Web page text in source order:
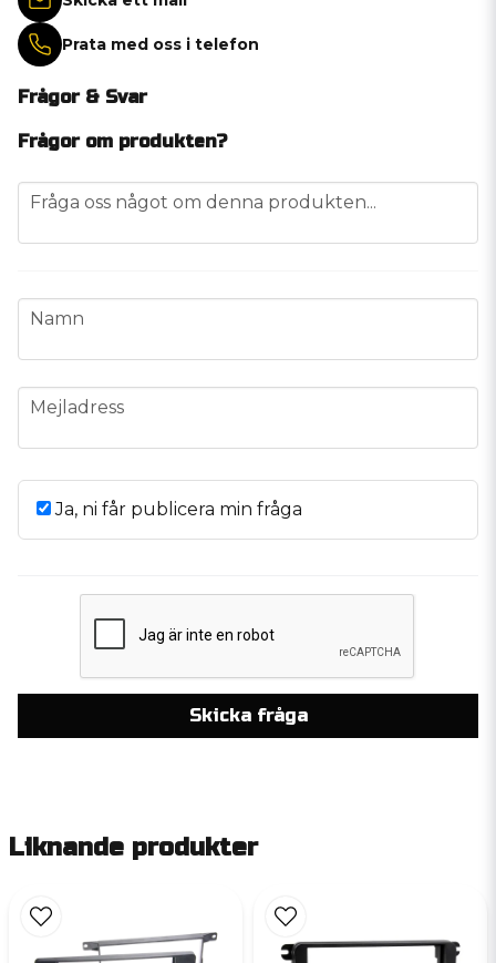
Prata med oss i telefon
Frågor & Svar
Frågor om produkten?
question
Fråga oss något om denna produkten...
name
Namn
email
Mejladress
Ja, ni får publicera min fråga
Skicka fråga
Liknande produkter